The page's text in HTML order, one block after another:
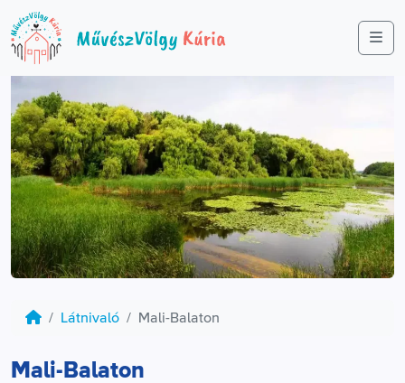
Látnivaló Mali-Balaton
Mali-Balaton